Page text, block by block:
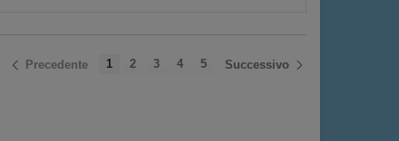
Precedente 1 2 3 4 5 Successivo